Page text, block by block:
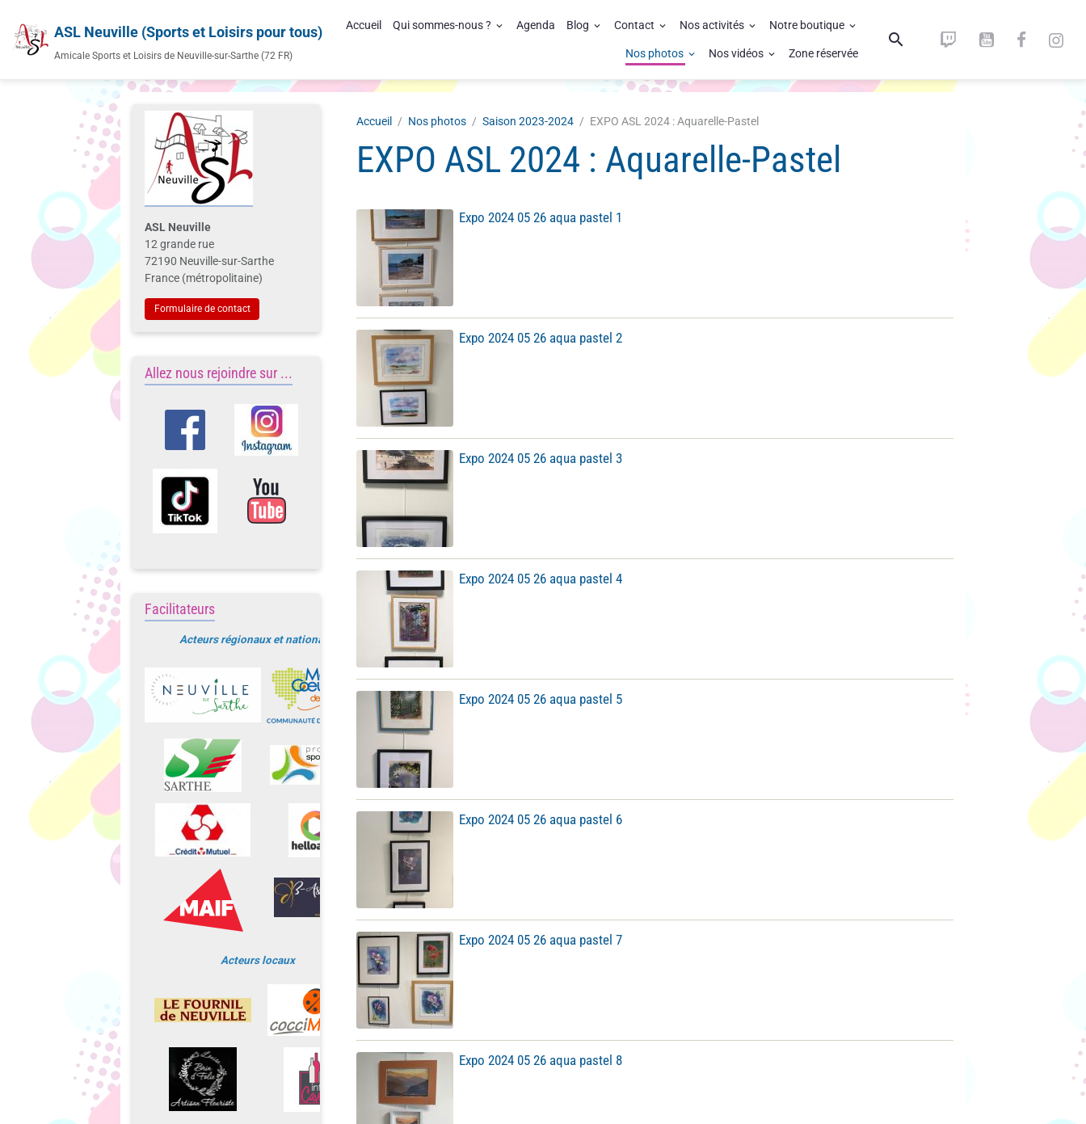
ASL Neuville (Sports et Loisirs pour tous)
Amicale Sports et Loisirs de Neuville-sur-Sarthe (72 FR)
Accueil Qui sommes-nous ? Agenda Blog Contact Nos activités Notre boutique
Nos photos Nos vidéos Zone réservée
Accueil Nos photos Saison 2023-2024 EXPO ASL 2024 : Aquarelle-Pastel
EXPO ASL 2024 : Aquarelle-Pastel
Expo 2024 05 26 aqua pastel 1
Expo 2024 05 26 aqua pastel 2
Expo 2024 05 26 aqua pastel 3
Expo 2024 05 26 aqua pastel 4
Expo 2024 05 26 aqua pastel 5
Expo 2024 05 26 aqua pastel 6
Expo 2024 05 26 aqua pastel 7
Expo 2024 05 26 aqua pastel 8
ASL Neuville
12 grande rue
72190 Neuville-sur-Sarthe
France (métropolitaine)
Formulaire de contact
Allez nous rejoindre sur ...
Facilitateurs
Acteurs régionaux et nationaux
Acteurs locaux